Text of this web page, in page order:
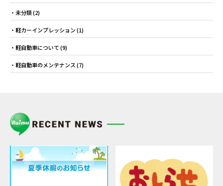
未分類(2)
軽カーインプレッション(1)
軽自動車について(9)
軽自動車のメンテナンス(7)